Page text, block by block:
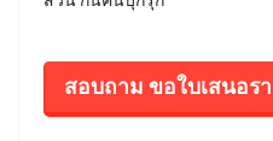
สอบถาม ขอใบเสนอร